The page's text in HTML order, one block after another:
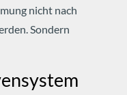
nicht nach
Sondern